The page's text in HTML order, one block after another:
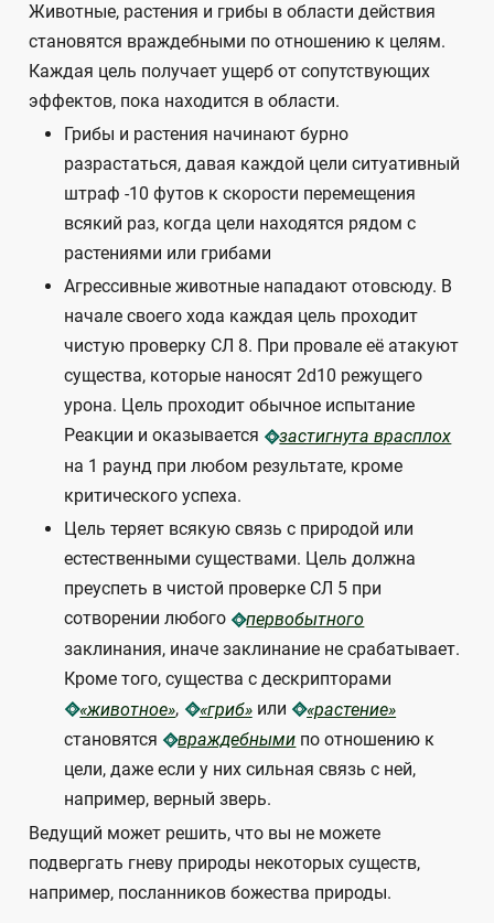
Животные, растения и грибы в области действия
становятся враждебными по отношению к целям.
Каждая цель получает ущерб от сопутствующих
эффектов, пока находится в области.
Грибы и растения начинают бурно
разрастаться, давая каждой цели ситуативный
штраф -10 футов к скорости перемещения
всякий раз, когда цели находятся рядом с
растениями или грибами
Агрессивные животные нападают отовсюду. В
начале своего хода каждая цель проходит
чистую проверку СЛ 8. При провале её атакуют
существа, которые наносят 2d10 режущего
урона. Цель проходит обычное испытание
Реакции и оказывается
застигнута врасплох
на 1 раунд при любом результате, кроме
критического успеха.
Цель теряет всякую связь с природой или
естественными существами. Цель должна
преуспеть в чистой проверке СЛ 5 при
сотворении любого
первобытного
заклинания, иначе заклинание не срабатывает.
Кроме того, существа с дескрипторами
«животное», «гриб»или
«растение»
становятся
враждебными по отношению к
цели, даже если у них сильная связь с ней,
например, верный зверь.
Ведущий может решить, что вы не можете
подвергать гневу природы некоторых существ,
например, посланников божества природы.